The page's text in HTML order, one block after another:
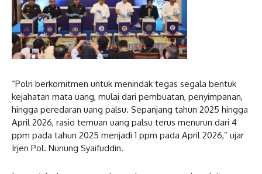
“Polri berkomitmen untuk menindak tegas segala bentuk
kejahatan mata uang, mulai dari pembuatan, penyimpanan,
hingga peredaran uang palsu. Sepanjang tahun 2025 hingga
April 2026, rasio temuan uang palsu terus menurun dari 4
ppm pada tahun 2025 menjadi 1 ppm pada April 2026,” ujar
Irjen Pol. Nunung Syaifuddin.